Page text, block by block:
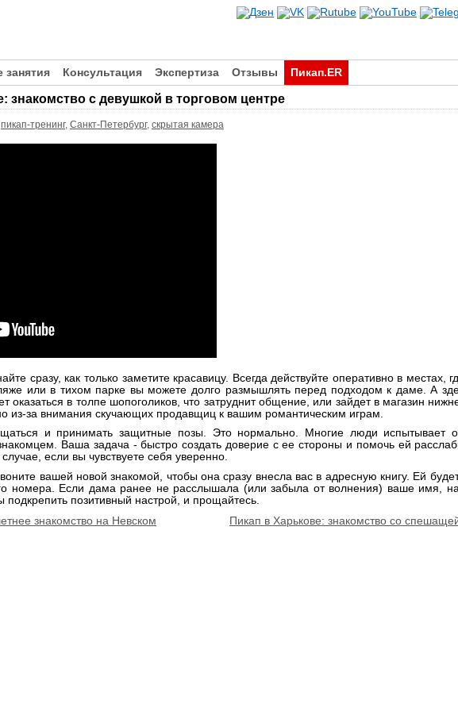
занятия Консультация Экспертиза Отзывы Пикап.ER
знакомство с девушкой в торговом центре
пикап-тренинг, Санкт-Петербург, скрытая камера
сразу, как только заметите красавицу. Всегда действуйте оперативно в местах,
или в тихом парке вы можете долго размышлять перед подходом к даме. А
оказаться в толпе шопоголиков, что затруднит общение, или зайдет в магазин
из-за внимания скучающих продавщиц к вашим романтическим играм.
и принимать защитные позы. Это нормально. Многие люди испытывает
Ваша задача - быстро создать доверие с ее стороны и помочь ей
если вы чувствуете себя уверенно.
вашей новой знакомой, чтобы она сразу внесла вас в адресную книгу. Ей
номера. Если дама ранее не расслышала (или забыла от волнения) ваше имя,
позитивный настрой, и прощайтесь.
знакомство на Невском Пикап в Харькове: знакомство со